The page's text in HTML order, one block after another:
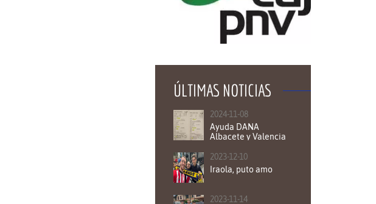
ÚLTIMAS NOTICIAS
2024-11-08
Ayuda DANA
Albacete y Valencia
2023-12-10
Iraola, puto amo
2023-11-14